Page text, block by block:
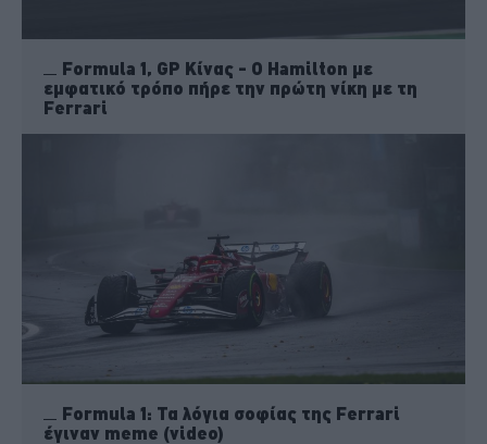
Formula 1, GP Κίνας - Ο Hamilton με
εμφατικό τρόπο πήρε την πρώτη νίκη με τη
Ferrari
Formula 1: Τα λόγια σοφίας της Ferrari
έγιναν meme (video)